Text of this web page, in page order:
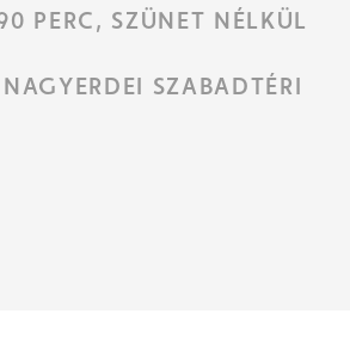
PERC, SZÜNET NÉLKÜL
SZABADTÉRI